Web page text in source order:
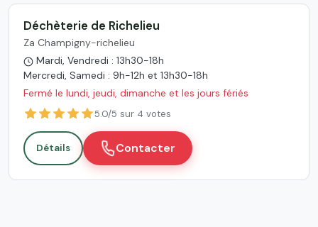
Déchèterie de Richelieu
Za Champigny-richelieu
Mardi, Vendredi : 13h30-18h
Mercredi, Samedi : 9h-12h et 13h30-18h
Fermé le lundi, jeudi, dimanche et les jours fériés
5.0/5 sur 4 votes
Détails Contacter